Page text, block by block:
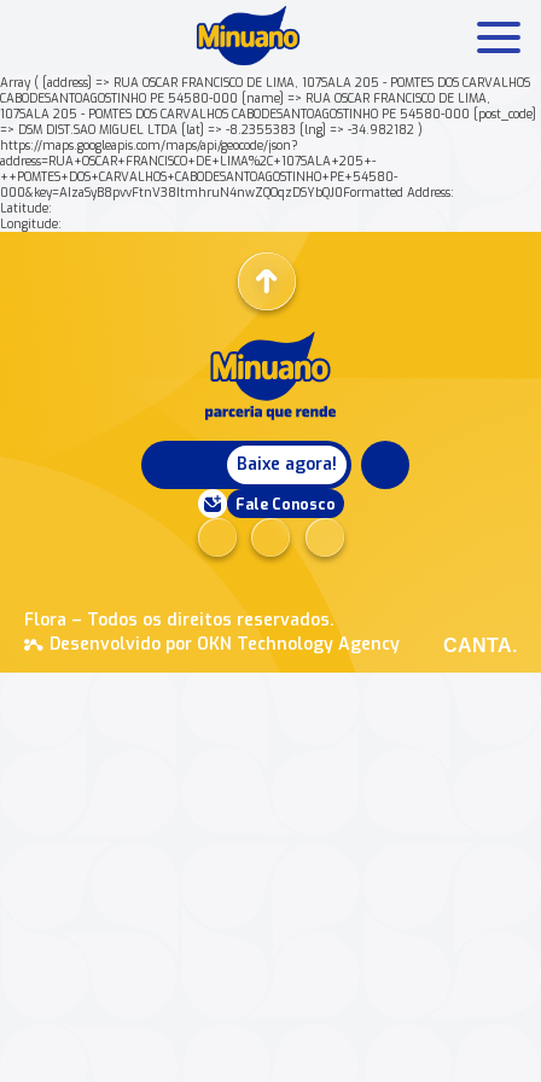
Array ( [address] => RUA OSCAR FRANCISCO DE LIMA, 107SALA 205 - POMTES DOS CARVALHOS
CABODESANTOAGOSTINHO PE 54580-000 [name] => RUA OSCAR FRANCISCO DE LIMA,
107SALA 205 - POMTES DOS CARVALHOS CABODESANTOAGOSTINHO PE 54580-000 [post_code]
=> DSM DIST.SAO MIGUEL LTDA [lat] => -8.2355383 [lng] => -34.982182 )
https://maps.googleapis.com/maps/api/geocode/json?
address=RUA+OSCAR+FRANCISCO+DE+LIMA%2C+107SALA+205+-
++POMTES+DOS+CARVALHOS+CABODESANTOAGOSTINHO+PE+54580-
000&key=AIzaSyB8pvvFtnV38ItmhruN4nwZQOqzDSYbQJ0Formatted Address:
Latitude:
Longitude:
Baixe agora!
Fale Conosco
Flora – Todos os direitos reservados.
Desenvolvido por OKN Technology Agency
CANTA.
Mais buscados: Produtos Minuano Rende +
Nossa história